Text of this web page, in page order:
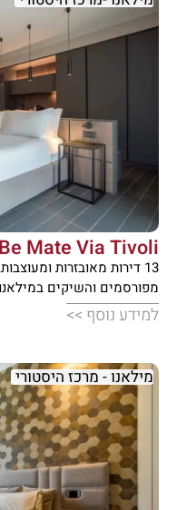





Be Mate Via Tivoli
13 דירות מאובזרות
מפורסמים והשיקים
למידע נוסף >>
מילאנו - מרכז היסטורי